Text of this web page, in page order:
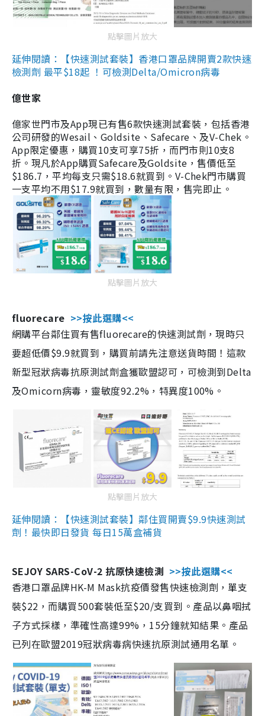
點擊圖片放大
延伸閱讀：【快速測試套裝】香港口罩品牌開賣2款快速
檢測劑 最平$18起 ！可檢測Delta/Omicron病毒
億世家
億家世門市及App現已有售6款快速測試套裝，包括香港
公司研發的Wesail、Goldsite、Safecare、及V-Chek。
App限定優惠，購買10支可享75折，而門市則10支8
折。現凡於App購買Safecare及Goldsite，售價低至
$186.7，平均每支只需$18.6就買到。V-Chek門市購買
一支平均不用$17.9就買到，數量有限，售完即止。
點擊圖片放大
fluorecare >>按此選購<<
網購平台鄰住買有售fluorecare的快速測試劑，現時只
要超低價$9.9就買到，購買前請先注意送貨時間！這款
新型冠狀病毒抗原測試劑盒獲歐盟認可，可檢測到Delta
及Omicorn病毒，靈敏度92.2%，特異度100%。
點擊圖片放大
延伸閱讀：【快速測試套裝】鄰住買開賣$9.9快速測試
劑！最快即日發貨 每日15萬盒補貨
SEJOY SARS-CoV-2 抗原快速檢測 >>按此選購<<
香港口罩品牌HK-M Mask抗疫價發售快速檢測劑，單支
裝$22，而購買500套裝低至$20/支買到。產品以鼻咽拭
子方式採樣，準確性高達99%，15分鐘就知結果。產品
已列在歐盟2019冠狀病毒病快速抗原測試通用名單。